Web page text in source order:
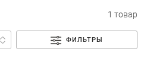
1 товар
ФИЛЬТРЫ